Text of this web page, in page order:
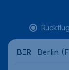
Rückflug
BER
Berlin